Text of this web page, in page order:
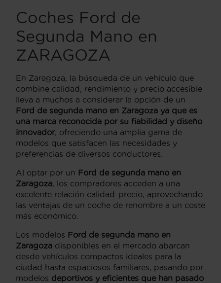
Coches Ford de
Segunda Mano en
ZARAGOZA
En Zaragoza, la búsqueda de un vehículo que
combine calidad, rendimiento y precio accesible
lleva a muchos a considerar la opción de un
Ford de segunda mano en Zaragoza ya que es
una marca reconocida por su fiabilidad y diseño
innovador, ofreciendo una amplia gama de
modelos que satisfacen las necesidades y
preferencias de diversos conductores.
Al optar por un Ford de segunda mano en
Zaragoza , los compradores acceden a una
excelente relación calidad-precio, aprovechando
las ventajas de un coche de renombre a un coste
más económico.
Los modelos Ford de segunda mano en
Zaragoza disponibles en el mercado abarcan
desde vehículos compactos ideales para la
ciudad hasta espaciosos familiares, pasando por
modelos deportivos y eficientes que han pasado